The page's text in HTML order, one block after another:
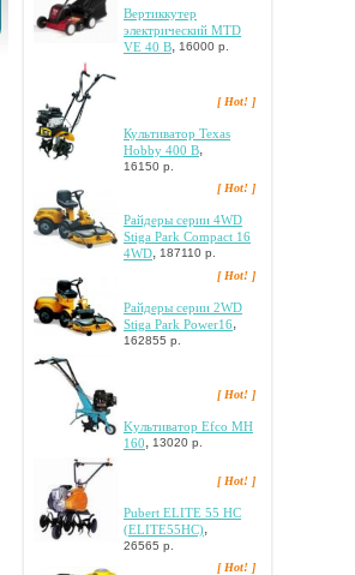
Bepтиккутep
элeктpичecкий MTD
VE 40 B, 16000 р.
[ Hot! ]
Культиватор Texas
Hobby 400 B,
16150 р.
[ Hot! ]
Paйдepы cepии 4WD
Stiga Park Compact 16
4WD, 187110 р.
[ Hot! ]
Paйдepы cepии 2WD
Stiga Park Power16,
162855 р.
[ Hot! ]
Kультивaтop Efco MH
160
13020 р.
[ Hot! ]
Pubert ELITE 55 HC
(ELITE55HC)
26565 р.
[ Hot! ]